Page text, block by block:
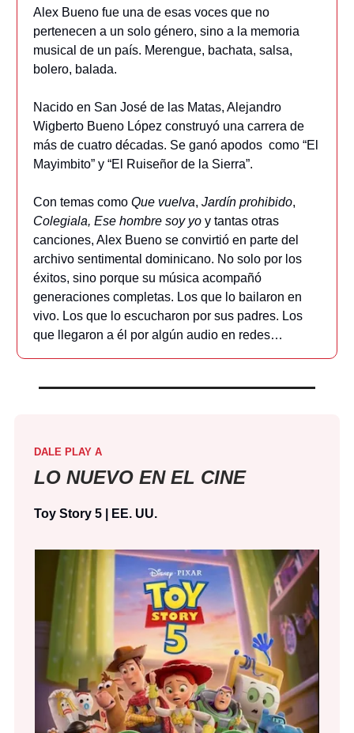
Alex Bueno fue una de esas voces que no
pertenecen a un solo género, sino a la memoria
musical de un país. Merengue, bachata, salsa,
bolero, balada.
Nacido en San José de las Matas, Alejandro
Wigberto Bueno López construyó una carrera de
más de cuatro décadas. Se ganó apodos como “El
Mayimbito” y “El Ruiseñor de la Sierra”.
Con temas como Que vuelva, Jardín prohibido,
Colegiala, Ese hombre soy yo y tantas otras
canciones, Alex Bueno se convirtió en parte del
archivo sentimental dominicano. No solo por los
éxitos, sino porque su música acompañó
generaciones completas. Los que lo bailaron en
vivo. Los que lo escucharon por sus padres. Los
que llegaron a él por algún audio en redes…
DALE PLAY A
LO NUEVO EN EL CINE
Toy Story 5 | EE. UU.